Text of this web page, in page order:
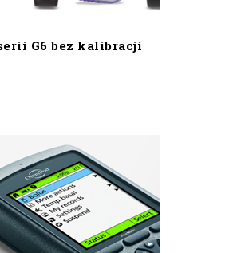
G6 bez kalibracji